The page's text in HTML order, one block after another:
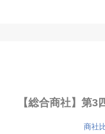
【総合商社】第
商社